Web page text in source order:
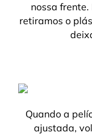
nossa
retiramos o
Quando a
ajustada,